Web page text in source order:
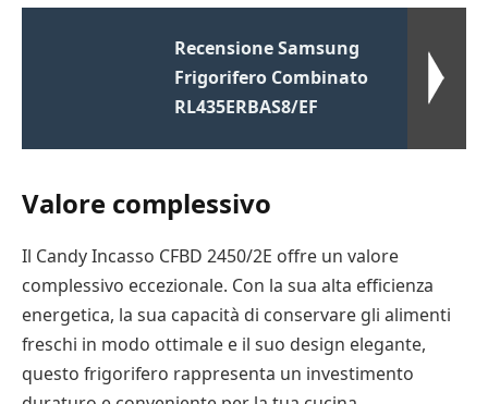
Recensione Samsung
Frigorifero Combinato
RL435ERBAS8/EF
Valore complessivo
Il Candy Incasso CFBD 2450/2E offre un valore
complessivo eccezionale. Con la sua alta efficienza
energetica, la sua capacità di conservare gli alimenti
freschi in modo ottimale e il suo design elegante,
questo frigorifero rappresenta un investimento